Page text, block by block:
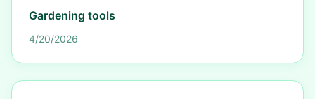
Gardening tools
4/20/2026